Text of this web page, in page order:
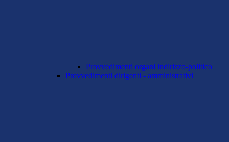
Provvedimenti organi indirizzo-politico
Provvedimenti dirigenti - amministrativi